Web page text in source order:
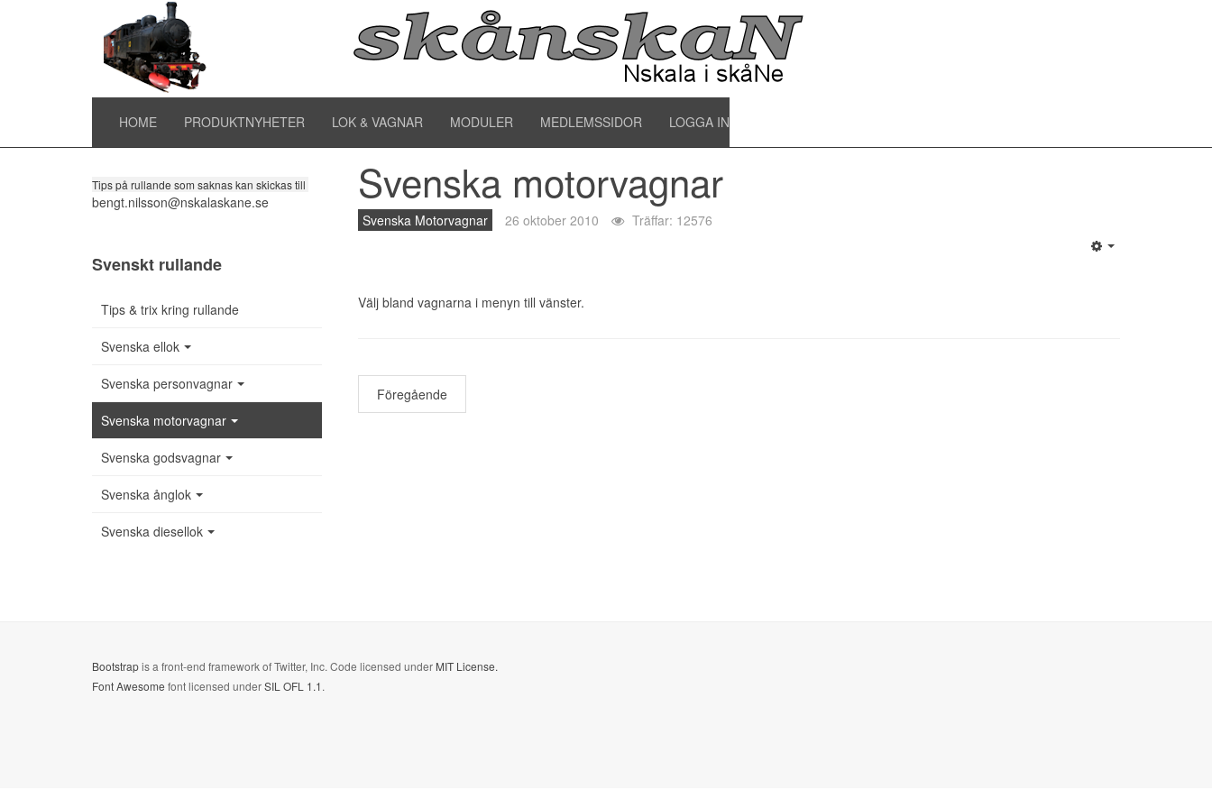
HOME PRODUKTNYHETER LOK & VAGNAR MODULER MEDLEMSSIDOR LOGGA IN
Svenska motorvagnar
Svenska motorvagnar
Svenska Motorvagnar 26 oktober 2010 Träffar: 12576
Välj bland vagnarna i menyn till vänster.
Föregående
Tipsa om rullande
Tips på rullande som saknas kan skickas till
bengt.nilsson@nskalaskane.se
Svenskt rullande
Tips & trix kring rullande
Svenska ellok
Svenska personvagnar
Svenska motorvagnar
Svenska godsvagnar
Svenska ånglok
Svenska diesellok
Bootstrapis a front-end framework of Twitter, Inc. Code licensed under MIT License.
Font Awesome font licensed underSIL OFL 1.1.